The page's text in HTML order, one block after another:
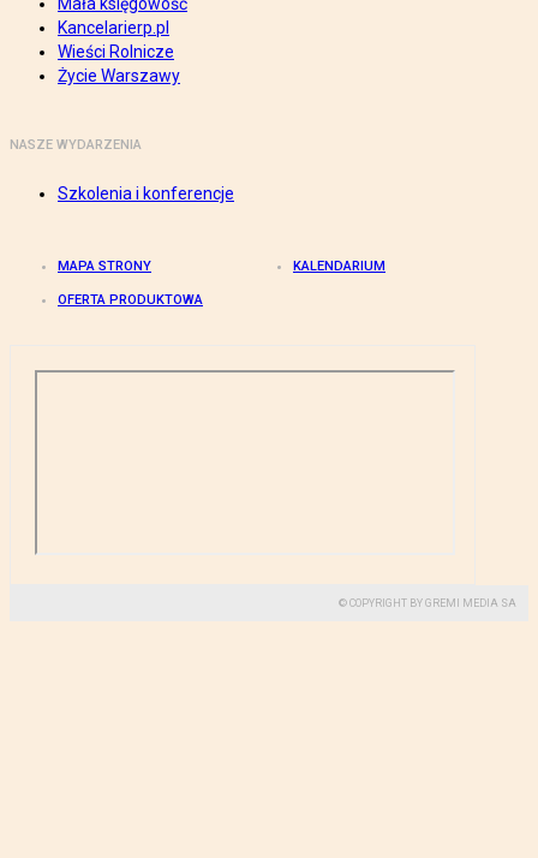
Kancelarierp.pl
Wieści Rolnicze
Życie Warszawy
NASZE WYDARZENIA
Szkolenia i konferencje
MAPA STRONY KALENDARIUM
OFERTA PRODUKTOWA
© COPYRIGHT BY GREMI MEDIA SA